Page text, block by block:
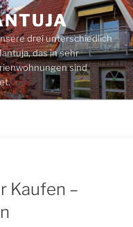
drei unterschiedlich
das in sehr
sind
Kaufen –